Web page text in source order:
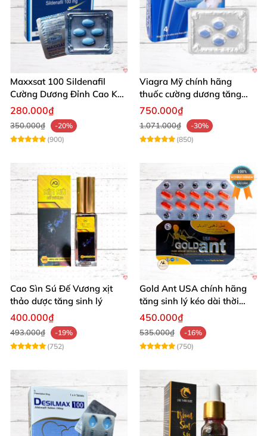
Maxxsat 100 Sildenafil
Cường Dương Đỉnh Cao Kéo
Dài Đêm Dài
280.000₫
350.000₫
-20%
(900)
Viagra Mỹ chính hãng
thuốc cường dương tăng
cường sinh lực nam giới
nhập khẩu
750.000₫
1.071.000₫
-30%
(850)
Cao Sìn Sú Đế Vương xịt
thảo dược tăng sinh lý
400.000₫
493.000₫
-19%
(752)
Gold Ant USA chính hãng
tăng sinh lý kéo dài thời
gian xuất tinh sớm
450.000₫
535.000₫
-16%
(750)